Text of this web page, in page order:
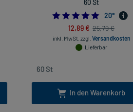
60 St
5.0
20*
12,89 € 25,79 €
inkl. MwSt. zzgl. Versandkosten
Lieferbar
In den Warenkorb